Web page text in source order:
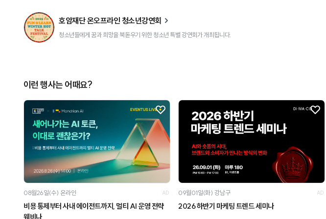
호암재단 온오프라인 청소년강연회
청소년들에게 꿈과 희망을 북돋우기 위한 청소년 특별 강연회가 개최됩니다.
이런 행사는 어때요?
08월26일(수) 온라인 AD
비용 통제부터 사내 에이전트까지, 멀티 AI 운영 전략
웨비나
09월01일(화) 강남구 AD
2026 하반기 마케팅 트렌드 세미나